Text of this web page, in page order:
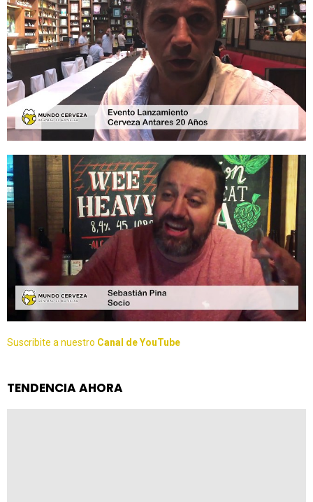
Suscribite a nuestro Canal de YouTube
TENDENCIA AHORA